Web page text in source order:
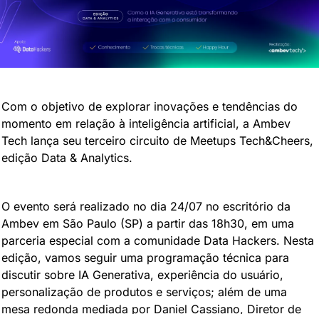
Com o objetivo de explorar inovações e tendências do
momento em relação à inteligência artificial, a Ambev
Tech lança seu terceiro circuito de Meetups Tech&Cheers,
edição Data & Analytics.
O evento será realizado no dia 24/07 no escritório da
Ambev em São Paulo (SP) a partir das 18h30, em uma
parceria especial com a comunidade Data Hackers. Nesta
edição, vamos seguir uma programação técnica para
discutir sobre IA Generativa, experiência do usuário,
personalização de produtos e serviços; além de uma
mesa redonda mediada por Daniel Cassiano, Diretor de